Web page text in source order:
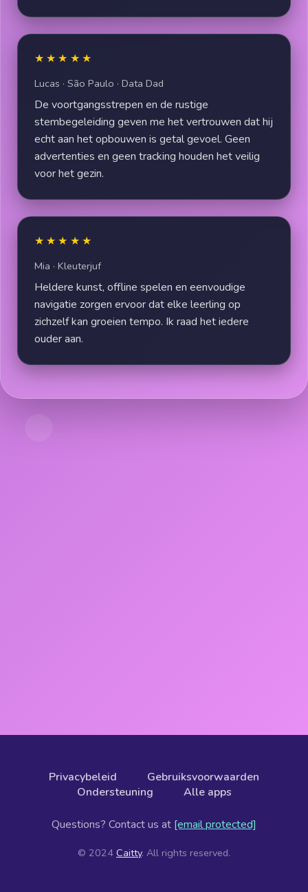
★★★★★
Lucas · São Paulo · Data Dad
De voortgangsstrepen en de rustige
stembegeleiding geven me het vertrouwen dat hij
echt aan het opbouwen is getal gevoel. Geen
advertenties en geen tracking houden het veilig
voor het gezin.
★★★★★
Mia · Kleuterjuf
Heldere kunst, offline spelen en eenvoudige
navigatie zorgen ervoor dat elke leerling op
zichzelf kan groeien tempo. Ik raad het iedere
ouder aan.
Privacybeleid
Gebruiksvoorwaarden
Ondersteuning
Alle apps
Questions? Contact us at [email protected]
© 2024 Caitty. All rights reserved.